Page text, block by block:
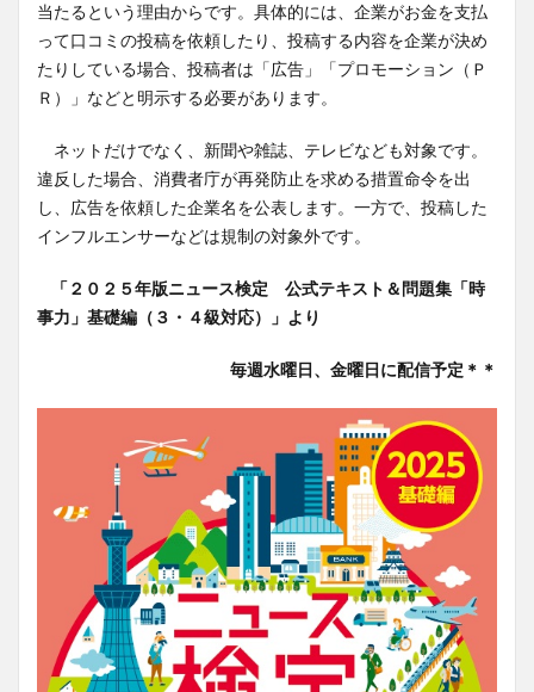
当たるという理由からです。具体的には、企業がお金を支払
って口コミの投稿を依頼したり、投稿する内容を企業が決め
たりしている場合、投稿者は「広告」「プロモーション（Ｐ
Ｒ）」などと明示する必要があります。
ネットだけでなく、新聞や雑誌、テレビなども対象です。
違反した場合、消費者庁が再発防止を求める措置命令を出
し、広告を依頼した企業名を公表します。一方で、投稿した
インフルエンサーなどは規制の対象外です。
「２０２５年版ニュース検定 公式テキスト＆問題集「時
事力」基礎編（３・４級対応）」より
毎週水曜日、金曜日に配信予定＊＊